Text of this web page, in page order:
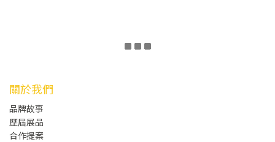
關於我們
品牌故事
歷屆展品
合作提案